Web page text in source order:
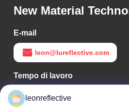
New Material
E-mail
leon@lureflective.com
Tempo di lavoro
9:00-18:00
leonreflective